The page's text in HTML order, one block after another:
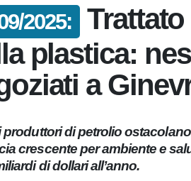
2025:
plastica:
a
produttori di petrolio
crescente per ambiente e
miliardi di dollari all’anno.